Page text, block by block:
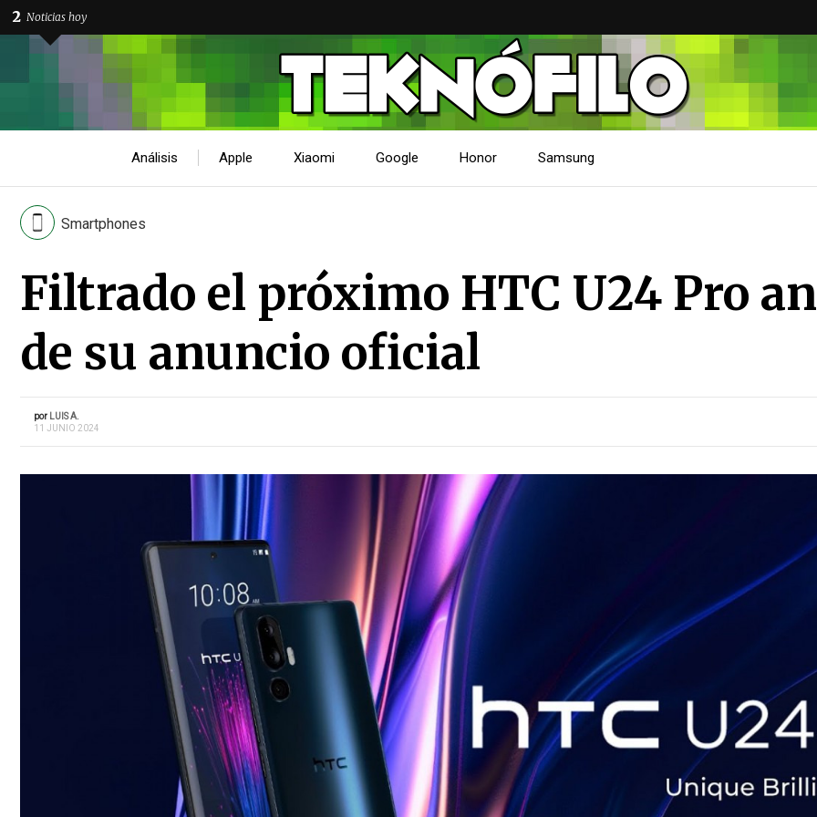
2 Noticias hoy
Análisis Apple Xiaomi Google Honor Samsung
Smartphones
Filtrado el próximo HTC U24 Pro
de su anuncio oficial
por LUIS A.
11 JUNIO 2024